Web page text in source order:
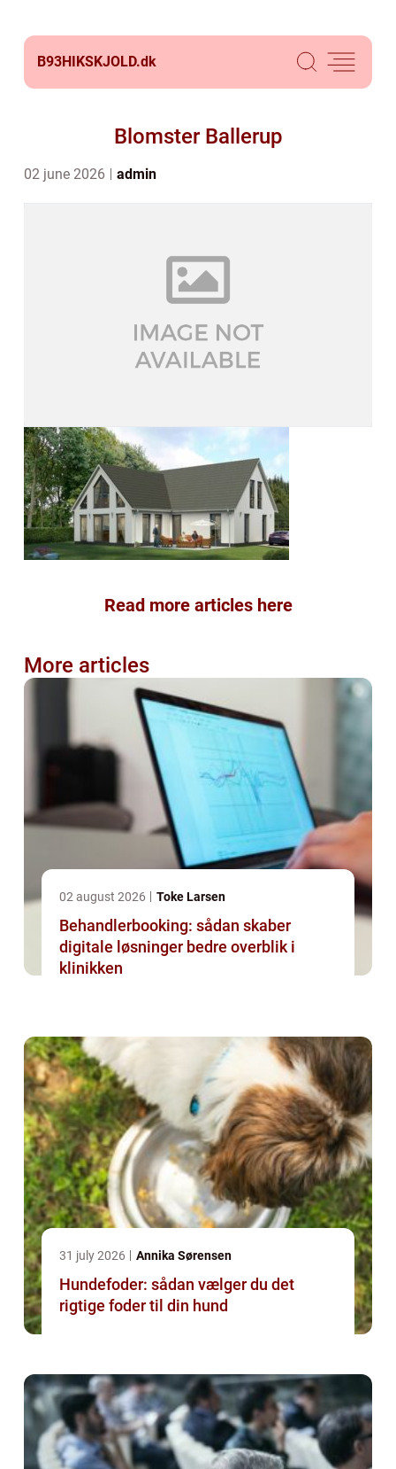
B93HIKSKJOLD.dk
Blomster Ballerup
02 june 2026 admin
Read more articles here
More articles
02 august 2026 Toke Larsen
Behandlerbooking: sådan skaber
digitale løsninger bedre overblik i
klinikken
31 july 2026 Annika Sørensen
Hundefoder: sådan vælger du det
rigtige foder til din hund